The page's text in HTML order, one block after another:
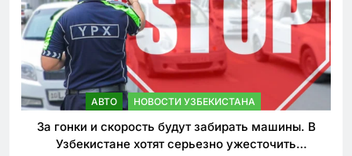
АВТО НОВОСТИ УЗБЕКИСТАНА
За гонки и скорость будут забирать машины. В
Узбекистане хотят серьезно ужесточить